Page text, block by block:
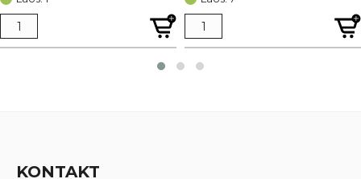
oli:
€ 3,47.
is:
€ 2,60.
oli:
€ 0,95.
is:
€ 0,72.
KONTAKT